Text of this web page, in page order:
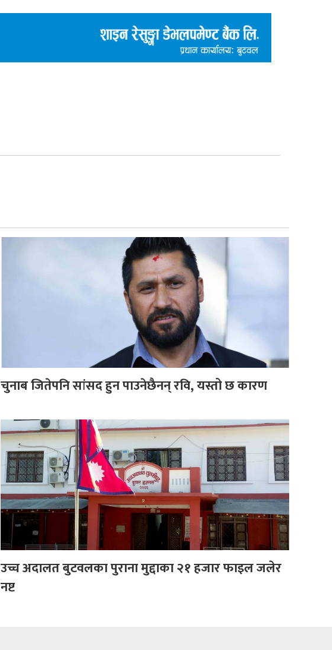
चुनाब जितेपनि सांसद हुन पाउनेछैनन् रवि, यस्तो छ कारण
उच्च अदालत बुटवलका पुराना मुद्दाका २१ हजार फाइल जलेर
नष्ट